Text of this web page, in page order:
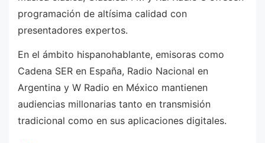
programación de altísima calidad con
presentadores expertos.
En el ámbito hispanohablante, emisoras como
Cadena SER en España, Radio Nacional en
Argentina y W Radio en México mantienen
audiencias millonarias tanto en transmisión
tradicional como en sus aplicaciones digitales.